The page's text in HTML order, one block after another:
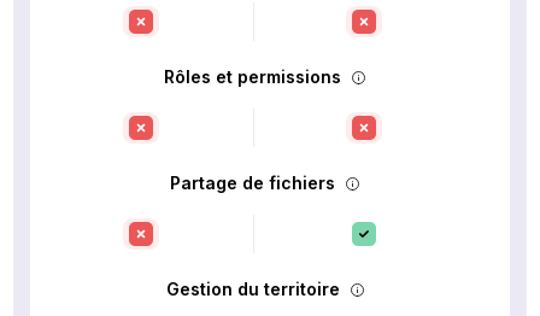
Rôles et permissions
Partage de fichiers
Gestion du territoire